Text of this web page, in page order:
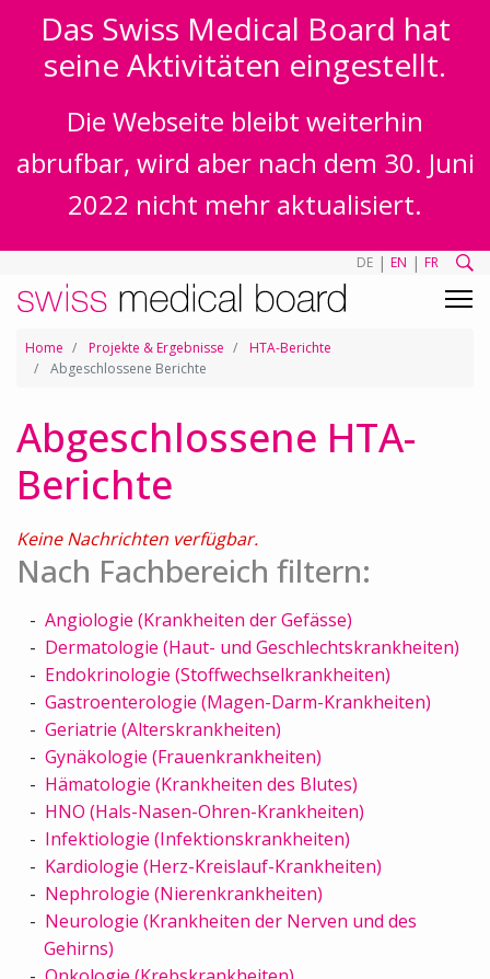
Das Swiss Medical Board hat
seine Aktivitäten eingestellt.
Die Webseite bleibt weiterhin
abrufbar, wird aber nach dem 30. Juni
2022 nicht mehr aktualisiert.
DE | EN | FR
Home Projekte & Ergebnisse
HTA-Berichte
Abgeschlossene Berichte
Abgeschlossene HTA-
Berichte
Keine Nachrichten verfügbar.
Nach Fachbereich filtern:
Angiologie (Krankheiten der Gefässe)
Dermatologie (Haut- und Geschlechtskrankheiten)
Endokrinologie (Stoffwechselkrankheiten)
Gastroenterologie (Magen-Darm-Krankheiten)
Geriatrie (Alterskrankheiten)
Gynäkologie (Frauenkrankheiten)
Hämatologie (Krankheiten des Blutes)
HNO (Hals-Nasen-Ohren-Krankheiten)
Infektiologie (Infektionskrankheiten)
Kardiologie (Herz-Kreislauf-Krankheiten)
Nephrologie (Nierenkrankheiten)
Neurologie (Krankheiten der Nerven und des
Gehirns)